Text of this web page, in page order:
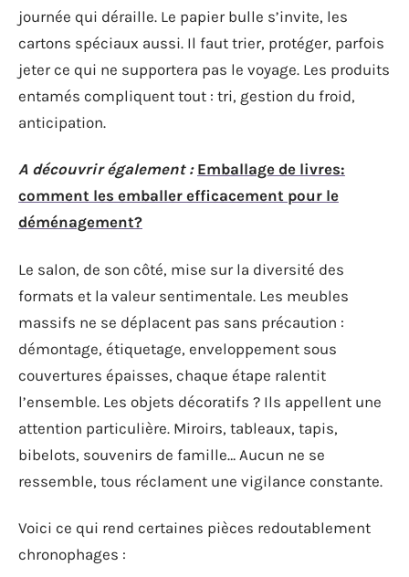
journée qui déraille. Le papier bulle s’invite, les
cartons spéciaux aussi. Il faut trier, protéger, parfois
jeter ce qui ne supportera pas le voyage. Les produits
entamés compliquent tout : tri, gestion du froid,
anticipation.
A découvrir également : Emballage de livres:
comment les emballer efficacement pour le
déménagement?
Le salon, de son côté, mise sur la diversité des
formats et la valeur sentimentale. Les meubles
massifs ne se déplacent pas sans précaution :
démontage, étiquetage, enveloppement sous
couvertures épaisses, chaque étape ralentit
l’ensemble. Les objets décoratifs ? Ils appellent une
attention particulière. Miroirs, tableaux, tapis,
bibelots, souvenirs de famille… Aucun ne se
ressemble, tous réclament une vigilance constante.
Voici ce qui rend certaines pièces redoutablement
chronophages :